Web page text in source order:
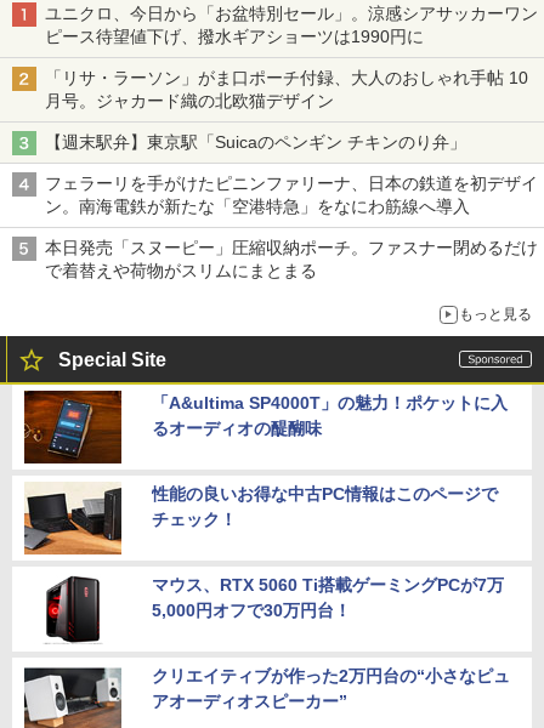
ユニクロ、今日から「お盆特別セール」。涼感シアサッカーワン
ピース待望値下げ、撥水ギアショーツは1990円に
「リサ・ラーソン」がま口ポーチ付録、大人のおしゃれ手帖 10
月号。ジャカード織の北欧猫デザイン
【週末駅弁】東京駅「Suicaのペンギン チキンのり弁」
フェラーリを手がけたピニンファリーナ、日本の鉄道を初デザイ
ン。南海電鉄が新たな「空港特急」をなにわ筋線へ導入
本日発売「スヌーピー」圧縮収納ポーチ。ファスナー閉めるだけ
で着替えや荷物がスリムにまとまる
もっと見る
Special Site
「A&ultima SP4000T」の魅力！ポケットに入
るオーディオの醍醐味
性能の良いお得な中古PC情報はこのページで
チェック！
マウス、RTX 5060 Ti搭載ゲーミングPCが7万
5,000円オフで30万円台！
クリエイティブが作った2万円台の“小さなピュ
アオーディオスピーカー”